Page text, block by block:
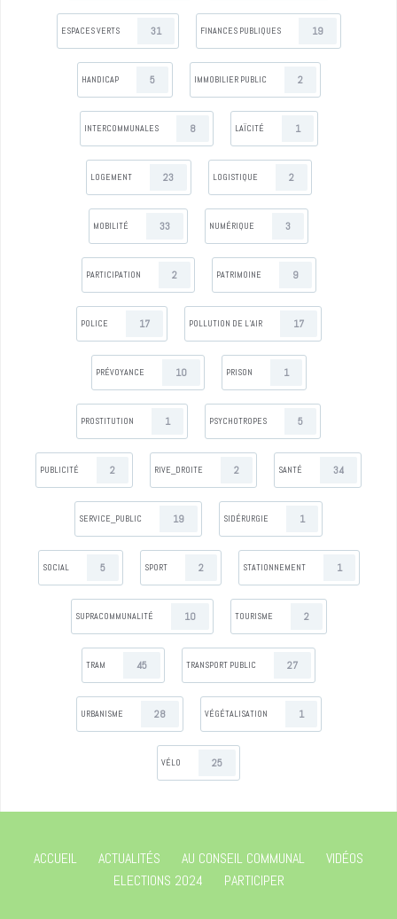
ESPACES VERTS 31 FINANCES PUBLIQUES 19
HANDICAP 5 IMMOBILIER PUBLIC 2
INTERCOMMUNALES 8 LAÏCITÉ 1
LOGEMENT 23 LOGISTIQUE 2
MOBILITÉ 33 NUMÉRIQUE 3
PARTICIPATION 2 PATRIMOINE 9
POLICE 17 POLLUTION DE L’AIR 17
PRÉVOYANCE 10 PRISON 1
PROSTITUTION 1 PSYCHOTROPES 5
PUBLICITÉ 2 RIVE_DROITE 2 SANTÉ 34
SERVICE_PUBLIC 19 SIDÉRURGIE 1
SOCIAL 5 SPORT 2 STATIONNEMENT 1
SUPRACOMMUNALITÉ 10 TOURISME 2
TRAM 45 TRANSPORT PUBLIC 27
URBANISME 28 VÉGÉTALISATION 1
VÉLO 25
ACCUEIL ACTUALITÉS AU CONSEIL COMMUNAL
VIDÉOS
ELECTIONS 2024
PARTICIPER